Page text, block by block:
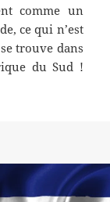
comme un
ce qui n’est
trouve dans
du Sud !
une super idée